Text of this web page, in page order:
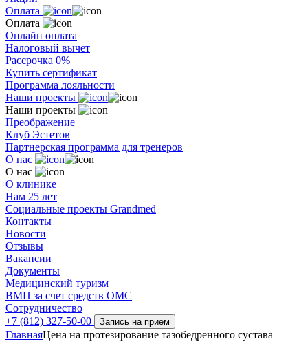
Оплата
Оплата
Онлайн оплата
Налоговый вычет
Рассрочка 0%
Купить сертификат
Программа лояльности
Наши проекты
Наши проекты
Преображение
Клуб Эстетов
Партнерская программа для тренеров
О нас
О нас
О клинике
Нам 25 лет
Социальные проекты Grandmed
Контакты
Новости
Отзывы
Вакансии
Документы
Медицинский туризм
ВМП за счет средств ОМС
Сотрудничество
+7 (812) 327-50-00
Запись на прием
ГлавнаяЦена на протезирование тазобедренного сустава